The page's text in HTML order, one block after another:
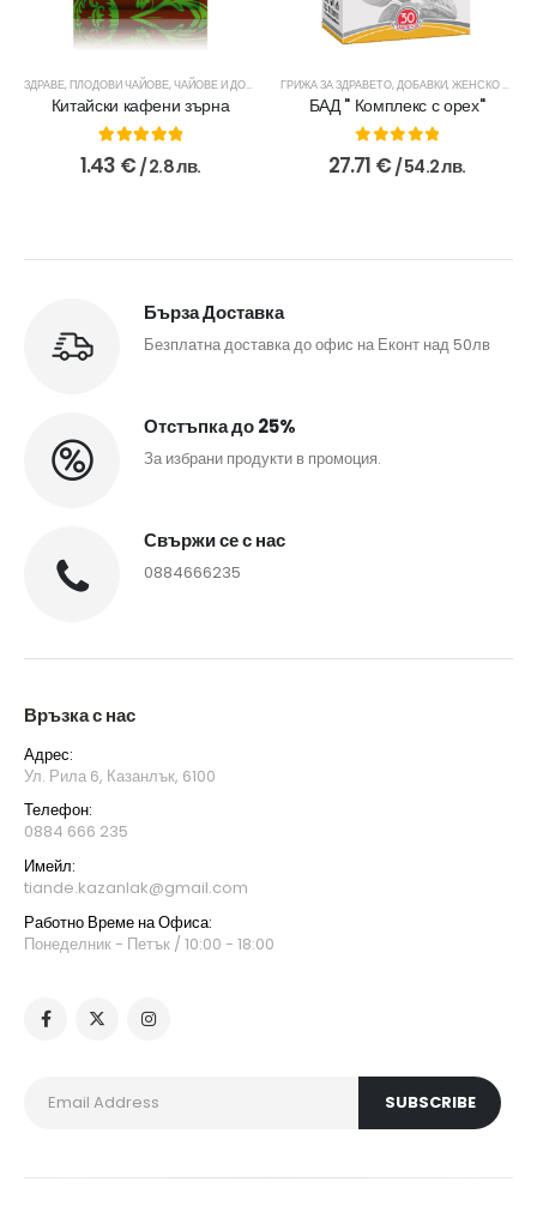
,ЧАЙОВЕ И ДОБАВКИ
ЗДРАВЕ,ПЛОДОВИ ЧАЙОВЕ,ЧАЙОВЕ И ДОБАВКИ
Китайски кафени зърна
5.00 out of 5
1.43 € / 2.8 лв.
ГРИЖА ЗА ЗДРАВЕТО, ДОБАВКИ,ЖЕНСКО ЗДРАВЕ
БАД " Комплекс с орех"
0out of 5
27.71 € / 54.2 лв.
Бърза Доставка
Безплатна доставка до офис на Еконт над 50лв
Отстъпка до 25%
За избрани продукти в промоция.
Свържи се с нас
0884666235
Връзка с нас
Адрес:
Ул. Рила 6, Казанлък, 6100
Телефон:
0884 666 235
Имейл:
tiande.kazanlak@gmail.com
Работно Време на Офиса:
Понеделник - Петък / 10:00 - 18:00